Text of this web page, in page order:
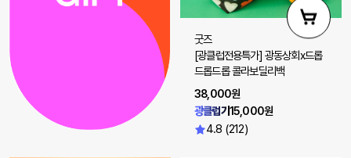
굿즈
[광클럽전용특가] 광동상회x드롭
드롭드롭 콜라보딜리백
38,000원
광클럽가15,000원
4.8 (212)